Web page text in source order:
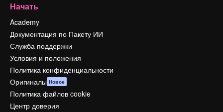
Начать
Academy
Документация по Пакету ИИ
Служба поддержки
Условия и положения
Политика конфиденциальности
Оригиналы Новое
Политика файлов cookie
Центр доверия